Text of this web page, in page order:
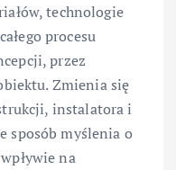
technologie
procesu
przez
Zmienia się
instalatora i
sposób myślenia o
na